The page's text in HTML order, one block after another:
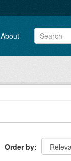
About
Order by